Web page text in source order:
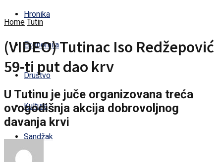
Hronika
Ekonomija
Društvo
Kultura
Sandžak
Home Tutin
(VIDEO) Tutinac Iso Redžepović
59-ti put dao krv
U Tutinu je juče organizovana treća
ovogodišnja akcija dobrovoljnog
davanja krvi